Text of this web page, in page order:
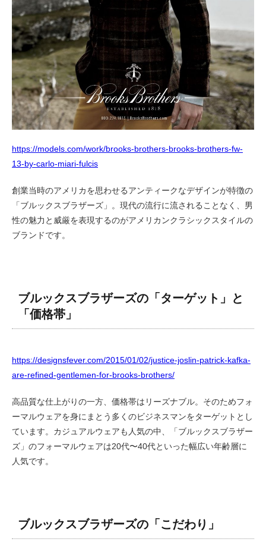
https://models.com/work/brooks-brothers-brooks-brothers-fw-
13-by-carlo-miari-fulcis
創業当時のアメリカを思わせるアンティークなデザインが特徴の
「ブルックスブラザーズ」。現代の流行に流されることなく、男
性の魅力と威厳を表現するのがアメリカンクラシックスタイルの
ブランドです。
ブルックスブラザーズの「ターゲット」と
「価格帯」
https://designsfever.com/2015/01/02/justice-joslin-patrick-kafka-
are-refined-gentlemen-for-brooks-brothers/
高品質な仕上がりの一方、価格帯はリーズナブル。そのためフォ
ーマルウェアを身にまとう多くのビジネスマンをターゲットとし
ています。カジュアルウェアも人気の中、「ブルックスブラザー
ズ」のフォーマルウェアは20代〜40代といった幅広い年齢層に
人気です。
ブルックスブラザーズの「こだわり」